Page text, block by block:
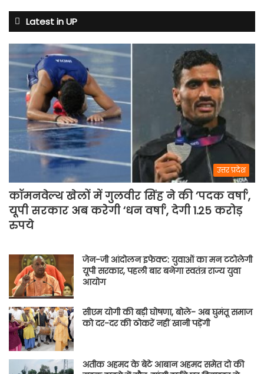
अभ्यास
मैच
पसीना
बहाएगी
टीम
इंडिया
Latest in UP
उत्तर प्रदेश
कॉमनवेल्थ खेलों में गुलवीर सिंह ने की ‘पदक वर्षा’,
यूपी सरकार अब करेगी ‘धन वर्षा’, देगी 1.25 करोड़
रुपये
जेन-जी आंदोलन इफेक्ट: युवाओं का मन टटोलेगी
यूपी सरकार, पहली बार बनेगा स्वतंत्र राज्य युवा
आयोग
सीएम योगी की बड़ी घोषणा, बोले- अब घुमंतू समाज
को दर-दर की ठोकरें नहीं खानी पड़ेंगी
अतीक अहमद के बेटे आबान अहमद समेत दो की